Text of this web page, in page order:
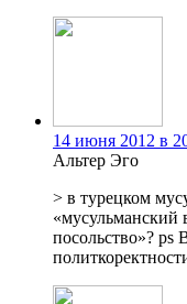
14 июня 2012 в
Альтер Эго
> в турецком
«мусульманский
посольство»?